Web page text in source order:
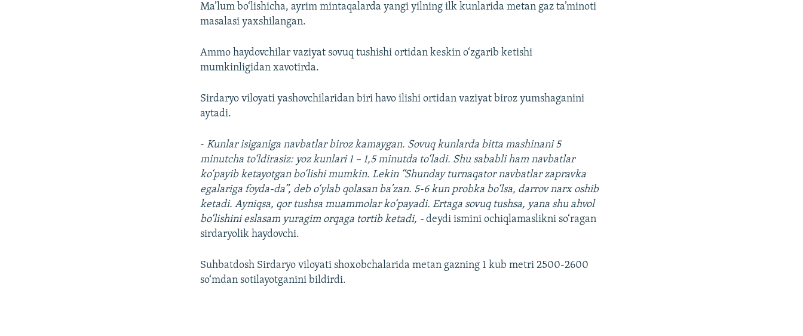
Ma’lum bo‘lishicha, ayrim mintaqalarda yangi yilning ilk kunlarida metan gaz ta’minoti
masalasi yaxshilangan.
Ammo haydovchilar vaziyat sovuq tushishi ortidan keskin o‘zgarib ketishi
mumkinligidan xavotirda.
Sirdaryo viloyati yashovchilaridan biri havo ilishi ortidan vaziyat biroz yumshaganini
aytadi.
- Kunlar isiganiga navbatlar biroz kamaygan. Sovuq kunlarda bitta mashinani 5
minutcha to‘ldirasiz: yoz kunlari 1 – 1,5 minutda to‘ladi. Shu sababli ham navbatlar
ko‘payib ketayotgan bo‘lishi mumkin. Lekin “Shunday turnaqator navbatlar zapravka
egalariga foyda-da”, deb o‘ylab qolasan ba’zan. 5-6 kun probka bo‘lsa, darrov narx oshib
ketadi. Ayniqsa, qor tushsa muammolar ko‘payadi. Ertaga sovuq tushsa, yana shu ahvol
bo‘lishini eslasam yuragim orqaga tortib ketadi, -deydi ismini ochiqlamaslikni so‘ragan
sirdaryolik haydovchi.
Suhbatdosh Sirdaryo viloyati shoxobchalarida metan gazning 1 kub metri 2500-2600
so‘mdan sotilayotganini bildirdi.